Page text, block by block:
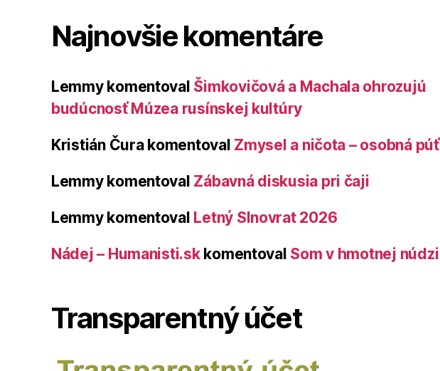
Najnovšie komentáre
Lemmykomentoval Šimkovičová a Machala ohrozujú
budúcnosť Múzea rusínskej kultúry
Kristián Čurakomentoval Zmysel a ničota – osobná púť
Lemmykomentoval Zábavná diskusia pri čaji
Lemmykomentoval Letný Slnovrat 2026
Nádej – Humanisti.skkomentoval Som v hmotnej núdzi
Transparentný účet